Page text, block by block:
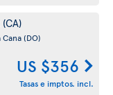
(CA)
(DO)
US $356
Tasas e imptos. incl.